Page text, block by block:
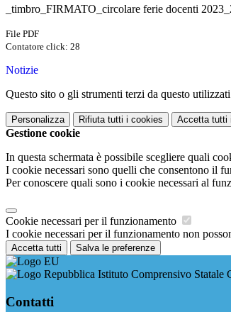
_timbro_FIRMATO_circolare ferie docenti
File PDF
Contatore click: 28
Notizie
Questo sito o gli strumenti terzi da questo
Personalizza Rifiuta tutti i cookies Accetta tutti
Gestione cookie
In questa schermata è possibile scegliere quali
I cookie necessari sono quelli che consentono il
Per conoscere quali sono i cookie necessari al
Cookie necessari per il funzionamento
I cookie necessari per il funzionamento non
Accetta tutti Salva le preferenze
Istituto Comprensivo Statale
Contatti